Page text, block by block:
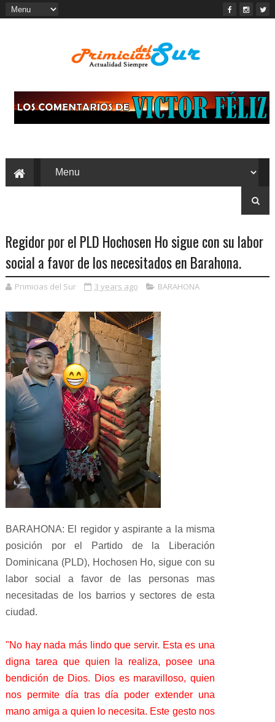
Regidor por el PLD Hochosen Ho sigue con su labor
social a favor de los necesitados en Barahona.
Primicias del Sur 3 years ago BARAHONA
BARAHONA: El regidor y aspirante a la misma
posición por el Partido de la Liberación
Dominicana (PLD), Hochosen Ho, sigue con su
labor social a favor de las personas mas
necesitadas de los barrios y sectores de esta
ciudad.
"No hay nada más lindo que servir. Esta es una
digna tarea que quien la realiza, posee una
bendición de Dios. Dios es maravilloso, quien
nos permite día tras día poder extender una
mano amiga a quien lo necesita. Este gesto nos